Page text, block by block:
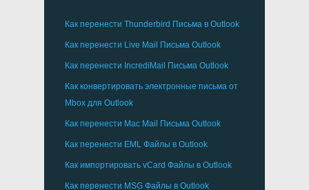
Как перенести Thunderbird Письма в Outlook
Как перенести Live Mail Письма Outlook
Как перенести IncrediMail Письма Outlook
Как конвертировать электронные письма от
Mbox для Outlook
Как перенести Mac Mail Письма Outlook
Как перенести EML Файлы в Outlook
Как импортировать vCard Файлы в Outlook
Как перенести MSG Файлы в Outlook